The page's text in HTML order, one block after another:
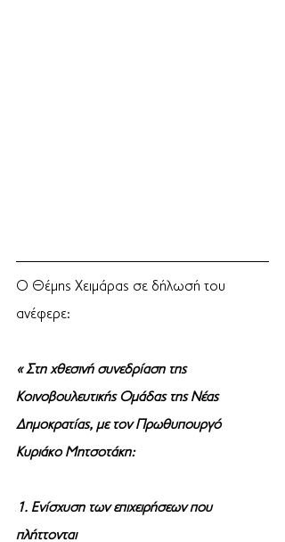
Ο Θέμης Χειμάρας σε δήλωσή του
ανέφερε:
« Στη χθεσινή συνεδρίαση της
Κοινοβουλευτικής Ομάδας της Νέας
Δημοκρατίας, με τον Πρωθυπουργό
Κυριάκο Μητσοτάκη:
1. Ενίσχυση των επιχειρήσεων που
πλήττονται